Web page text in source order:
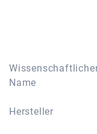
Name
Hersteller